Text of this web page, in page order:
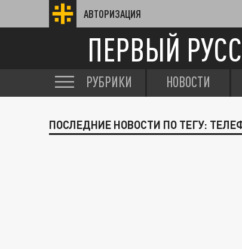
АВТОРИЗАЦИЯ
ПЕРВЫЙ
РУБРИКИ НОВОСТИ
ПОСЛЕДНИЕ НОВОСТИ ПО ТЕГУ: